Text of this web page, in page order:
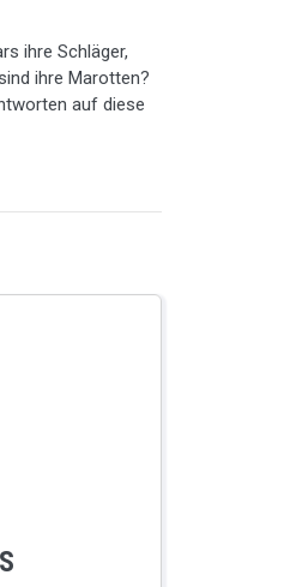
ihre Schläger,
ihre Marotten?
auf diese